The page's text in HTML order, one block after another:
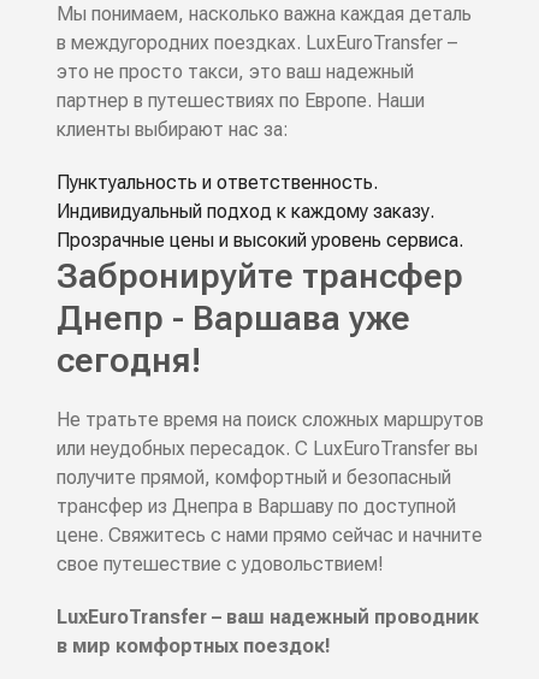
Мы понимаем, насколько важна каждая деталь
в междугородних поездках. LuxEuroTransfer –
это не просто такси, это ваш надежный
партнер в путешествиях по Европе. Наши
клиенты выбирают нас за:
Пунктуальность и ответственность.
Индивидуальный подход к каждому заказу.
Прозрачные цены и высокий уровень сервиса.
Забронируйте трансфер
Днепр - Варшава уже
сегодня!
Не тратьте время на поиск сложных маршрутов
или неудобных пересадок. С LuxEuroTransfer вы
получите прямой, комфортный и безопасный
трансфер из Днепра в Варшаву по доступной
цене. Свяжитесь с нами прямо сейчас и начните
свое путешествие с удовольствием!
LuxEuroTransfer – ваш надежный проводник
в мир комфортных поездок!